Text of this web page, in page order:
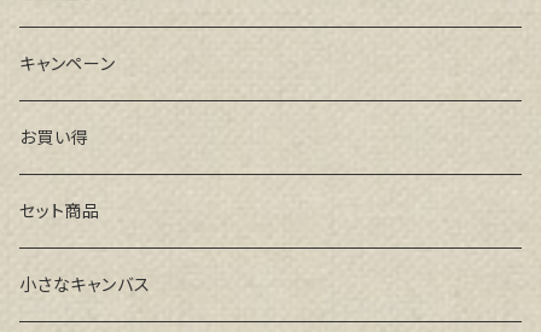
キャンペーン
お買い得
セット商品
小さなキャンバス